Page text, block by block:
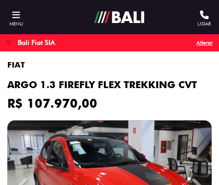
MENU LIGAR
Bali Fiat SIA Alterar
FIAT
ARGO 1.3 FIREFLY FLEX TREKKING CVT
R$ 107.970,00